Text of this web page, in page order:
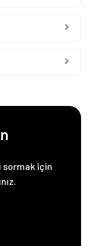
sormak için